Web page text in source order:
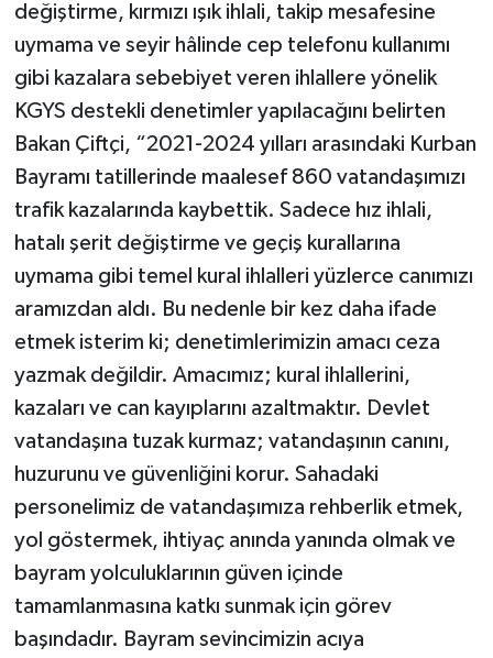
değiştirme, kırmızı ışık ihlali, takip mesafesine
uymama ve seyir hâlinde cep telefonu kullanımı
gibi kazalara sebebiyet veren ihlallere yönelik
KGYS destekli denetimler yapılacağını belirten
Bakan Çiftçi, “2021-2024 yılları arasındaki Kurban
Bayramı tatillerinde maalesef 860 vatandaşımızı
trafik kazalarında kaybettik. Sadece hız ihlali,
hatalı şerit değiştirme ve geçiş kurallarına
uymama gibi temel kural ihlalleri yüzlerce canımızı
aramızdan aldı. Bu nedenle bir kez daha ifade
etmek isterim ki; denetimlerimizin amacı ceza
yazmak değildir. Amacımız; kural ihlallerini,
kazaları ve can kayıplarını azaltmaktır. Devlet
vatandaşına tuzak kurmaz; vatandaşının canını,
huzurunu ve güvenliğini korur. Sahadaki
personelimiz de vatandaşımıza rehberlik etmek,
yol göstermek, ihtiyaç anında yanında olmak ve
bayram yolculuklarının güven içinde
tamamlanmasına katkı sunmak için görev
başındadır. Bayram sevincimizin acıya